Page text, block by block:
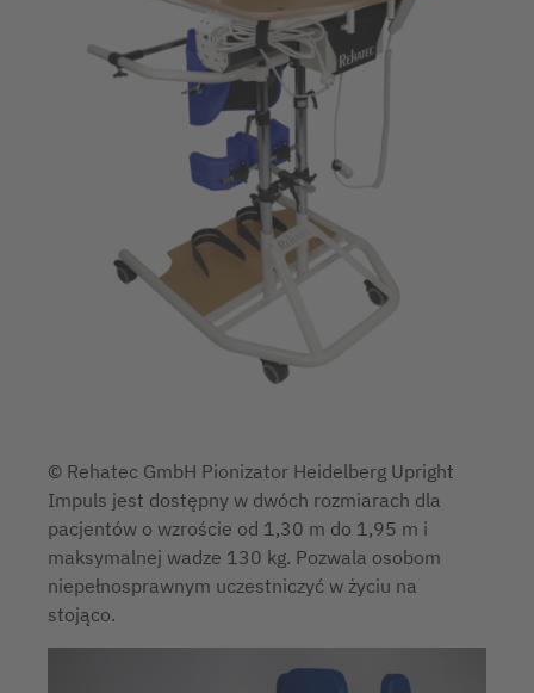
© Rehatec GmbH Pionizator Heidelberg Upright
Impuls jest dostępny w dwóch rozmiarach dla
pacjentów o wzroście od 1,30 m do 1,95 m i
maksymalnej wadze 130 kg. Pozwala osobom
niepełnosprawnym uczestniczyć w życiu na
stojąco.